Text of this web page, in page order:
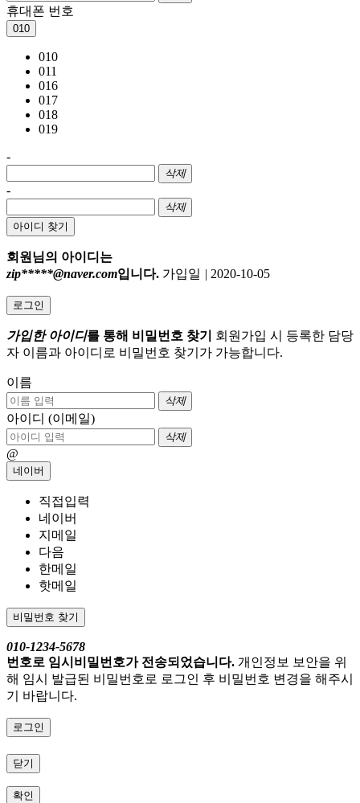
휴대폰 번호
010
010
011
016
017
018
019
-
삭제
-
삭제
아이디 찾기
회원님의 아이디는
zip*****@naver.com입니다. 가입일 | 2020-10-05
로그인
가입한 아이디를 통해 비밀번호 찾기
회원가입 시 등록한 담당
자 이름과 아이디로 비밀번호 찾기가 가능합니다.
이름
삭제
아이디 (이메일)
삭제
@
네이버
직접입력
네이버
지메일
다음
한메일
핫메일
비밀번호 찾기
010-1234-5678
번호로 임시비밀번호가 전송되었습니다. 개인정보 보안을 위
해 임시 발급된 비밀번호로 로그인 후 비밀번호 변경을 해주시
기 바랍니다.
로그인
닫기
확인